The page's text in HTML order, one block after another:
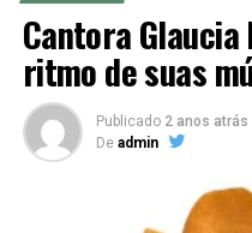
Cantora
ritmo de suas
Publicado 2 anos atrás
De admin